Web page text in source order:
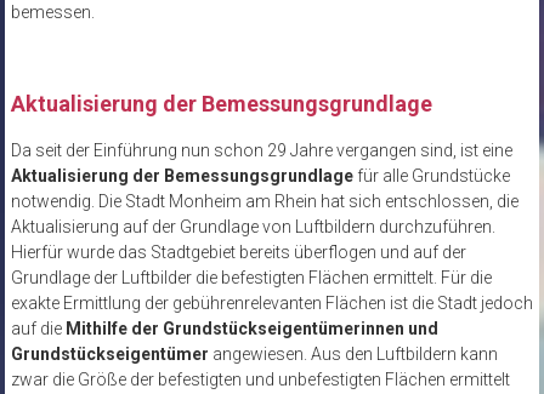
bemessen.
Aktualisierung der Bemessungsgrundlage
Da seit der Einführung nun schon 29 Jahre vergangen sind, ist eine
Aktualisierung der Bemessungsgrundlagefür alle Grundstücke
notwendig. Die Stadt Monheim am Rhein hat sich entschlossen, die
Aktualisierung auf der Grundlage von Luftbildern durchzuführen.
Hierfür wurde das Stadtgebiet bereits überflogen und auf der
Grundlage der Luftbilder die befestigten Flächen ermittelt. Für die
exakte Ermittlung der gebührenrelevanten Flächen ist die Stadt jedoch
auf die Mithilfe der Grundstückseigentümerinnen und
Grundstückseigentümer angewiesen. Aus den Luftbildern kann
zwar die Größe der befestigten und unbefestigten Flächen ermittelt